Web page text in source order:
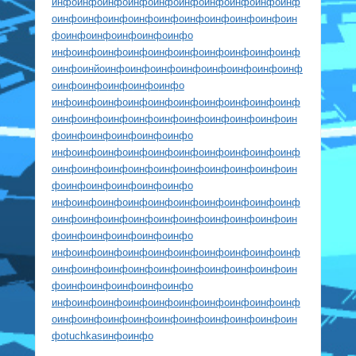
оинфоинфоинфоинфоинфоинфоинфоинфоинфоин
фоинфоинфоинфоинфоинфо
инфоинфоинфоинфоинфоинфоинфоинфоинфоинф
оинфоинйоинфоинфоинфоинфоинфоинфоинфоинф
оинфоинфоинфоинфоинфо
инфоинфоинфоинфоинфоинфоинфоинфоинфоинф
оинфоинфоинфоинфоинфоинфоинфоинфоинфоин
фоинфоинфоинфоинфоинфо
инфоинфоинфоинфоинфоинфоинфоинфоинфоинф
оинфоинфоинфоинфоинфоинфоинфоинфоинфоин
фоинфоинфоинфоинфоинфо
инфоинфоинфоинфоинфоинфоинфоинфоинфоинф
оинфоинфоинфоинфоинфоинфоинфоинфоинфоин
фоинфоинфоинфоинфоинфо
инфоинфоинфоинфоинфоинфоинфоинфоинфоинф
оинфоинфоинфоинфоинфоинфоинфоинфоинфоин
фоинфоинфоинфоинфоинфо
инфоинфоинфоинфоинфоинфоинфоинфоинфоинф
оинфоинфоинфоинфоинфоинфоинфоинфоинфоин
фоtuchkasинфоинфо